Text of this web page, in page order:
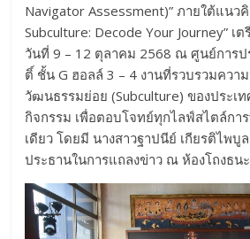
Navigator Assessment)” ภายใต้แนวคิ
Subculture: Decode Your Journey” เ
วันที่ 9 – 12 ตุลาคม 2568 ณ ศูนย์การ
ติ์ ชั้น G ฮอลล์ 3 – 4 งานที่รวบรวมควา
วัฒนธรรมย่อย (Subculture) ของประเ
กิจกรรม เพื่อตอบโจทย์ทุกไลฟ์สไตล์การ
เดียว โดยมี นางสาวฐาปนีย์ เกียรติไพบู
ประธานในการแถลงข่าว ณ ห้องโถงธน